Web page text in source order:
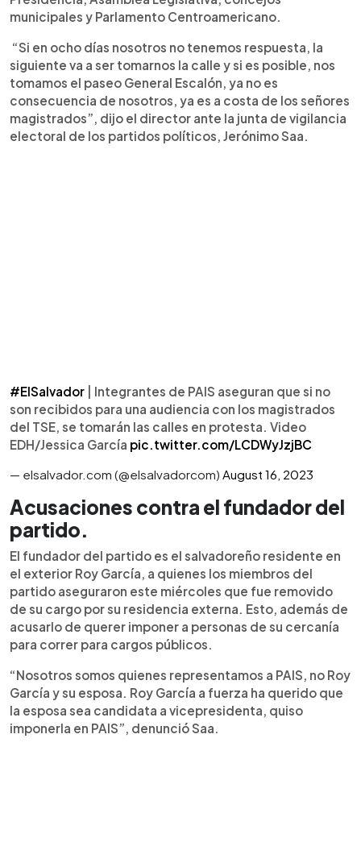
municipales y Parlamento Centroamericano.
“Si en ocho días nosotros no tenemos respuesta, la
siguiente va a ser tomarnos la calle y si es posible, nos
tomamos el paseo General Escalón, ya no es
consecuencia de nosotros, ya es a costa de los señores
magistrados”, dijo el director ante la junta de vigilancia
electoral de los partidos políticos, Jerónimo Saa.
#ElSalvador | Integrantes de PAIS aseguran que si no
son recibidos para una audiencia con los magistrados
del TSE, se tomarán las calles en protesta. Video
EDH/Jessica García pic.twitter.com/LCDWyJzjBC
— elsalvador.com (@elsalvadorcom) August 16, 2023
Acusaciones contra el fundador del
partido.
El fundador del partido es el salvadoreño residente en
el exterior Roy García, a quienes los miembros del
partido aseguraron este miércoles que fue removido
de su cargo por su residencia externa. Esto, además de
acusarlo de querer imponer a personas de su cercanía
para correr para cargos públicos.
“Nosotros somos quienes representamos a PAIS, no Roy
García y su esposa. Roy García a fuerza ha querido que
la esposa sea candidata a vicepresidenta, quiso
imponerla en PAIS”, denunció Saa.